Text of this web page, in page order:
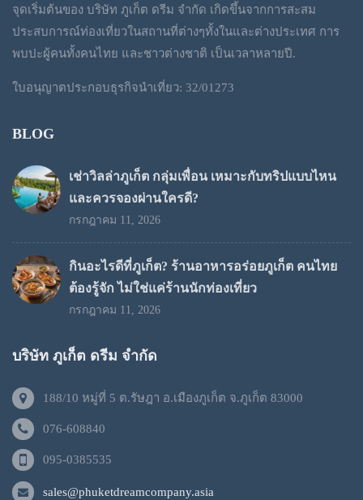
จุดเริ่มต้นของ บริษัท ภูเก็ต ดรีม จำกัด เกิดขึ้นจากการสะสม
ประสบการณ์ท่องเที่ยวในสถานที่ต่างๆทั้งในและต่างประเทศ การ
พบปะผู้คนทั้งคนไทย และชาวต่างชาติ เป็นเวลาหลายปี.
ใบอนุญาตประกอบธุรกิจนำเที่ยว: 32/01273
BLOG
เช่าวิลล่าภูเก็ต กลุ่มเพื่อน เหมาะกับทริปแบบไหน
และควรจองผ่านใครดี?
กรกฎาคม 11, 2026
กินอะไรดีที่ภูเก็ต? ร้านอาหารอร่อยภูเก็ต คนไทย
ต้องรู้จัก ไม่ใช่แค่ร้านนักท่องเที่ยว
กรกฎาคม 11, 2026
บริษัท ภูเก็ต ดรีม จำกัด
188/10 หมู่ที่ 5 ต.รัษฎา อ.เมืองภูเก็ต จ.ภูเก็ต 83000
076-608840
095-0385535
sales@phuketdreamcompany.asia